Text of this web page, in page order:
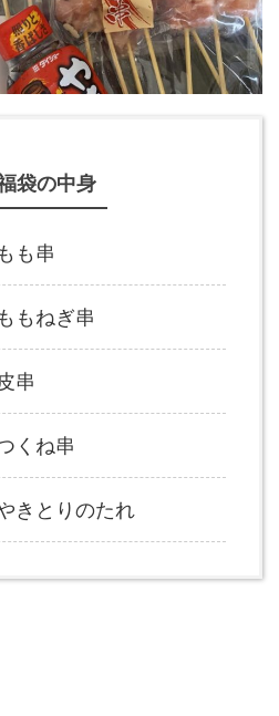
袋の中身
も串
もねぎ串
串
くね串
きとりのたれ